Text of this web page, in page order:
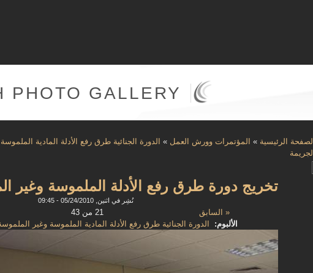
PHOTO GALLERY
الصفحة الرئيسية » المؤتمرات وورش العمل » الدورة الجنائية طرق رفع الأدلة المادية
الجريمة
تخريج دورة طرق رفع الأدلة الملموسة وغير
نُشِر في اثنين, 05/24/2010 - 09:45
« السابق 21 من 43
الألبوم:
الدورة الجنائية طرق رفع الأدلة المادية الملموسة وغير